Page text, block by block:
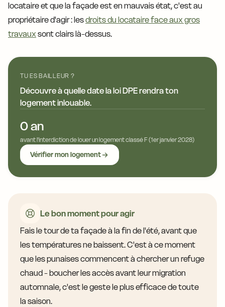
locataire et que la façade est en mauvais état, c'est au
propriétaire d'agir : lesdroits du locataire face aux gros
travauxsont clairs là-dessus.
TU ES BAILLEUR ?
Découvre à quelle date la loi DPE rendra ton
logement inlouable.
0 an
avant l'interdiction de louer un logement classé F (1er janvier 2028)
Vérifier mon logement
Le bon moment pour agir
Fais le tour de ta façade à la fin de l'été, avant que
les températures ne baissent. C'est à ce moment
que les punaises commencent à chercher un refuge
chaud - boucher les accès avant leur migration
automnale, c'est le geste le plus efficace de toute
la saison.